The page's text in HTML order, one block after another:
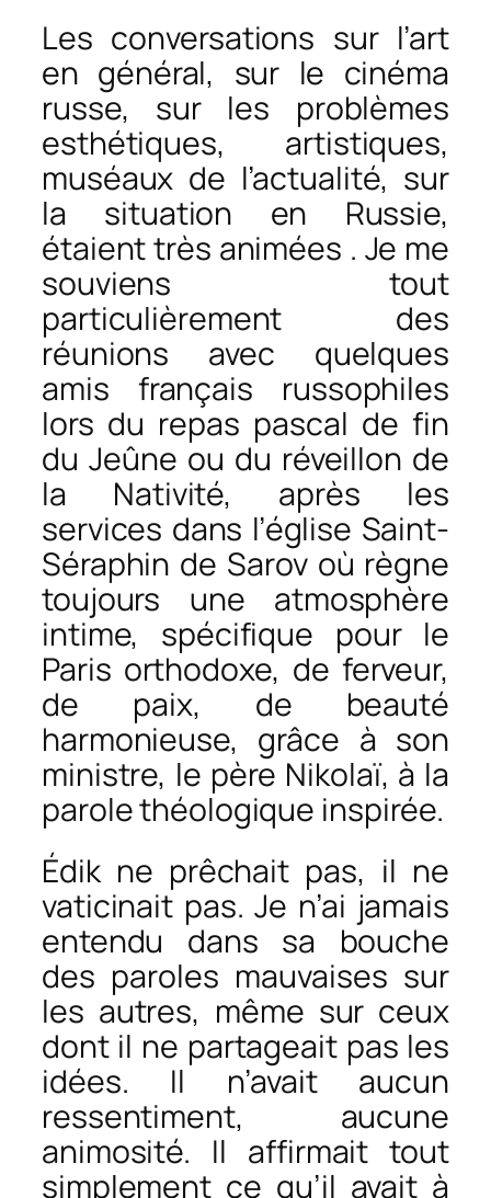
Les conversations sur l’art
en général, sur le cinéma
russe, sur les problèmes
esthétiques, artistiques,
muséaux de l’actualité, sur
la situation en Russie,
étaient très animées . Je me
souviens tout
particulièrement des
réunions avec quelques
amis français russophiles
lors du repas pascal de fin
du Jeûne ou du réveillon de
la Nativité, après les
services dans l’église Saint-
Séraphin de Sarov où règne
toujours une atmosphère
intime, spécifique pour le
Paris orthodoxe, de ferveur,
de paix, de beauté
harmonieuse, grâce à son
ministre, le père Nikolaï, à la
parole théologique inspirée.
Édik ne prêchait pas, il ne
vaticinait pas. Je n’ai jamais
entendu dans sa bouche
des paroles mauvaises sur
les autres, même sur ceux
dont il ne partageait pas les
idées. Il n’avait aucun
ressentiment, aucune
animosité. Il affirmait tout
simplement ce qu’il avait à